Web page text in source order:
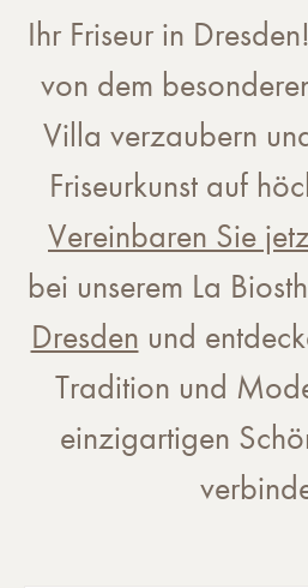
Ihr Friseur in
von dem
Villa verzaubern
Friseurkunst auf
Vereinbaren Sie
bei unserem La
Dresden und
Tradition und
einzigartigen